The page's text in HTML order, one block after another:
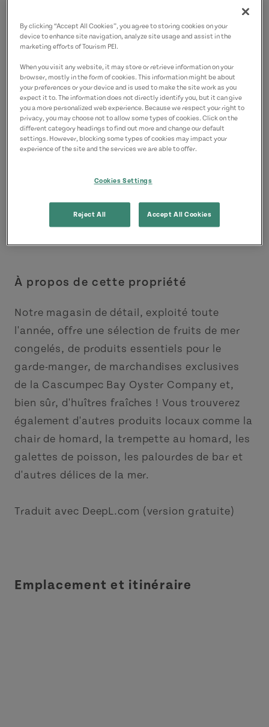
martin@oystermail.com
9028591326(P)
À propos de cette propriété
Notre magasin de détail, exploité toute
l'année, offre une sélection de fruits de mer
congelés, de produits essentiels pour le
garde-manger, de marchandises exclusives
de la Cascumpec Bay Oyster Company et,
bien sûr, d'huîtres fraîches ! Vous trouverez
également d'autres produits locaux comme la
chair de homard, la trempette au homard, les
galettes de poisson, les palourdes de bar et
d'autres délices de la mer.
Traduit avec DeepL.com (version gratuite)
Emplacement et itinéraire
By clicking “Accept All Cookies”, you agree to storing cookies on your
device to enhance site navigation, analyze site usage and assist in the
marketing efforts of Tourism PEI.
When you visit any website, it may store or retrieve information on your
browser, mostly in the form of cookies. This information might be about
your preferences or your device and is used to make the site work as you
expect it to. The information does not directly identify you, but it can give
you a more personalized web experience. Because we respect your right to
privacy, you may choose not to allow some types of cookies. Click on the
different category headings to find out more and change our default
settings. However, blocking some types of cookies may impact your
experience of the site and the services we are able to offer.
Cookies Settings
Reject All Accept All Cookies